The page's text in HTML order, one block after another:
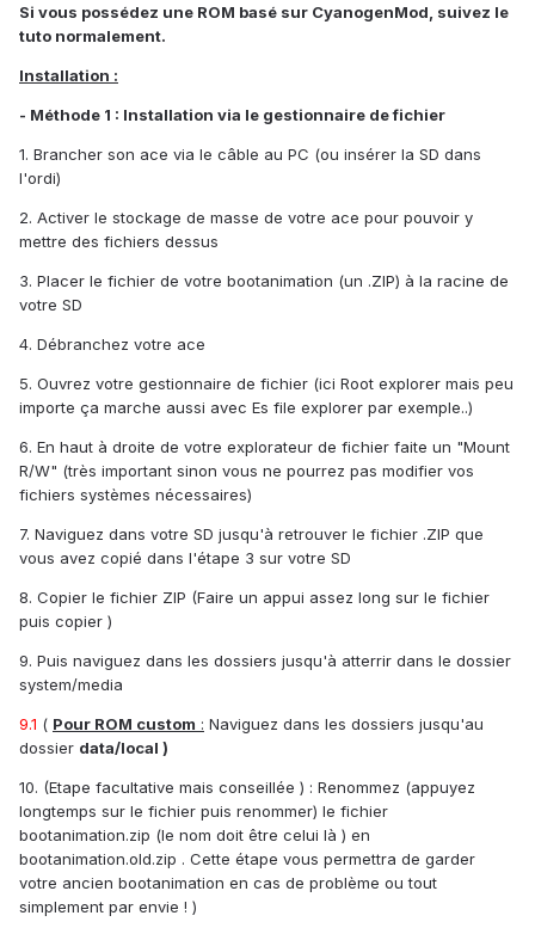
Si vous possédez une ROM basé sur CyanogenMod, suivez le
tuto normalement.
Installation :
- Méthode 1 : Installation via le gestionnaire de fichier
1. Brancher son ace via le câble au PC (ou insérer la SD dans
l'ordi)
2. Activer le stockage de masse de votre ace pour pouvoir y
mettre des fichiers dessus
3. Placer le fichier de votre bootanimation (un .ZIP) à la racine de
votre SD
4. Débranchez votre ace
5. Ouvrez votre gestionnaire de fichier (ici Root explorer mais peu
importe ça marche aussi avec Es file explorer par exemple..)
6. En haut à droite de votre explorateur de fichier faite un "Mount
R/W" (très important sinon vous ne pourrez pas modifier vos
fichiers systèmes nécessaires)
7. Naviguez dans votre SD jusqu'à retrouver le fichier .ZIP que
vous avez copié dans l'étape 3 sur votre SD
8. Copier le fichier ZIP (Faire un appui assez long sur le fichier
puis copier )
9. Puis naviguez dans les dossiers jusqu'à atterrir dans le dossier
system/media
9.1 ( Pour ROM custom : Naviguez dans les dossiers jusqu'au
dossier data/local )
10. (Etape facultative mais conseillée ) : Renommez (appuyez
longtemps sur le fichier puis renommer) le fichier
bootanimation.zip (le nom doit être celui là ) en
bootanimation.old.zip . Cette étape vous permettra de garder
votre ancien bootanimation en cas de problème ou tout
simplement par envie ! )